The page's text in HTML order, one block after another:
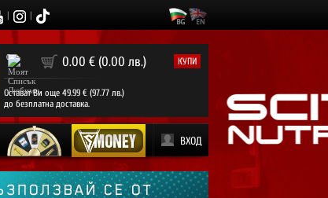
| |
0 0.00 € (0.00 лв.) КУПИ
Остават Ви още 49.99 € (97.77 лв.)
до безплатна доставка.
ВХОД